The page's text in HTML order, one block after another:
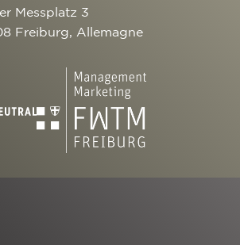
Messplatz 3
Freiburg, Allemagne